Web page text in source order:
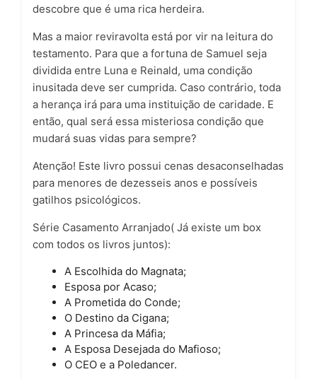
descobre que é uma rica herdeira.
Mas a maior reviravolta está por vir na leitura do
testamento. Para que a fortuna de Samuel seja
dividida entre Luna e Reinald, uma condição
inusitada deve ser cumprida. Caso contrário, toda
a herança irá para uma instituição de caridade. E
então, qual será essa misteriosa condição que
mudará suas vidas para sempre?
Atenção! Este livro possui cenas desaconselhadas
para menores de dezesseis anos e possíveis
gatilhos psicológicos.
Série Casamento Arranjado( Já existe um box
com todos os livros juntos):
A Escolhida do Magnata;
Esposa por Acaso;
A Prometida do Conde;
O Destino da Cigana;
A Princesa da Máfia;
A Esposa Desejada do Mafioso;
O CEO e a Poledancer.